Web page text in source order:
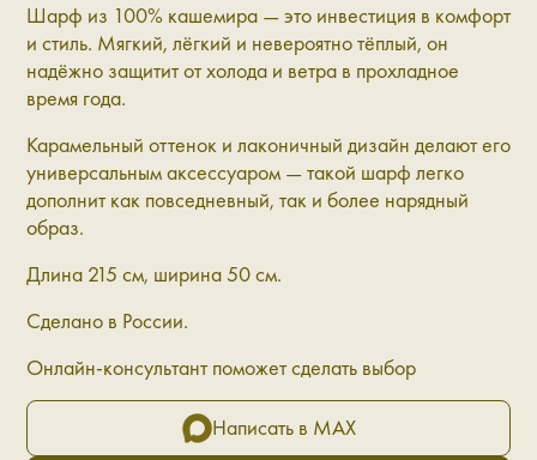
Шарф из 100% кашемира — это инвестиция в комфорт
и стиль. Мягкий, лёгкий и невероятно тёплый, он
надёжно защитит от холода и ветра в прохладное
время года.
Карамельный оттенок и лаконичный дизайн делают его
универсальным аксессуаром — такой шарф легко
дополнит как повседневный, так и более нарядный
образ.
Длина 215 см, ширина 50 см.
Сделано в России.
Онлайн-консультант поможет сделать выбор
Написать в MAX